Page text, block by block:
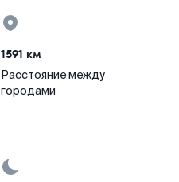
1591 км
Расстояние между
городами